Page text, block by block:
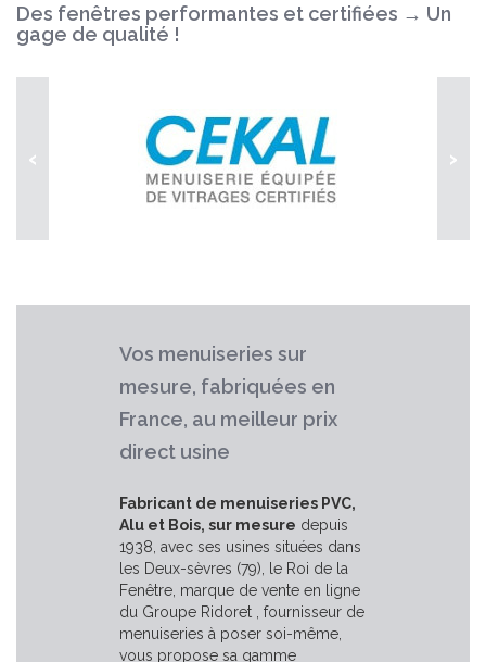
Des fenêtres performantes et certifiées → Un
gage de qualité !
‹ ›
Vos menuiseries sur
mesure, fabriquées en
France, au meilleur prix
direct usine
Fabricant de menuiseries PVC,
Alu et Bois, sur mesure depuis
1938, avec ses usines situées dans
les Deux-sèvres (79), le Roi de la
Fenêtre, marque de vente en ligne
du Groupe Ridoret , fournisseur de
menuiseries à poser soi-même,
vous propose sa gamme